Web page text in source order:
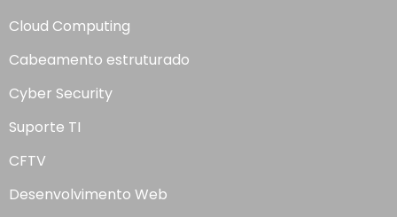
Cloud Computing
Cabeamento estruturado
Cyber Security
Suporte TI
CFTV
Desenvolvimento Web